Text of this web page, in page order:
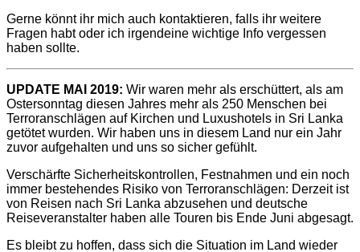
Gerne könnt ihr mich auch kontaktieren, falls ihr weitere
Fragen habt oder ich irgendeine wichtige Info vergessen
haben sollte.
UPDATE MAI 2019: Wir waren mehr als erschüttert, als am
Ostersonntag diesen Jahres mehr als 250 Menschen bei
Terroranschlägen auf Kirchen und Luxushotels in Sri Lanka
getötet wurden. Wir haben uns in diesem Land nur ein Jahr
zuvor aufgehalten und uns so sicher gefühlt.
Verschärfte Sicherheitskontrollen, Festnahmen und ein noch
immer bestehendes Risiko von Terroranschlägen: Derzeit ist
von Reisen nach Sri Lanka abzusehen und deutsche
Reiseveranstalter haben alle Touren bis Ende Juni abgesagt.
Es bleibt zu hoffen, dass sich die Situation im Land wieder